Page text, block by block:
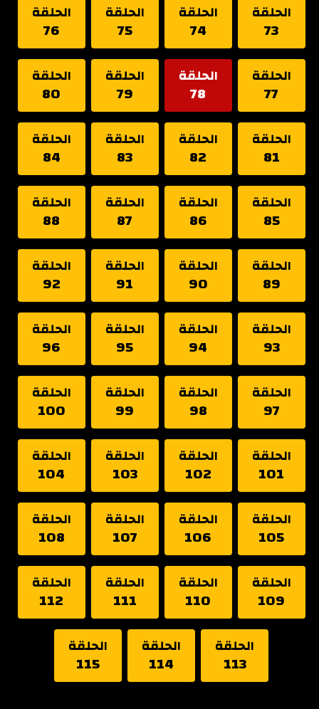
الحلقة
73
الحلقة
74
الحلقة
75
الحلقة
76
الحلقة
77
الحلقة
78
الحلقة
79
الحلقة
80
الحلقة
81
الحلقة
82
الحلقة
83
الحلقة
84
الحلقة
85
الحلقة
86
الحلقة
87
الحلقة
88
الحلقة
89
الحلقة
90
الحلقة
91
الحلقة
92
الحلقة
93
الحلقة
94
الحلقة
95
الحلقة
96
الحلقة
97
الحلقة
98
الحلقة
99
الحلقة
100
الحلقة
101
الحلقة
102
الحلقة
103
الحلقة
104
الحلقة
105
الحلقة
106
الحلقة
107
الحلقة
108
الحلقة
109
الحلقة
110
الحلقة
111
الحلقة
112
الحلقة
113
الحلقة
114
الحلقة
115